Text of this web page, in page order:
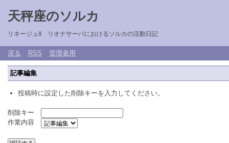
天秤座のソルカ
リネージュII リオナサーバにおけるソルカの活動日記
戻る RSS 管理者用
記事編集
投稿時に設定した削除キーを入力してください。
削除キー
作業内容